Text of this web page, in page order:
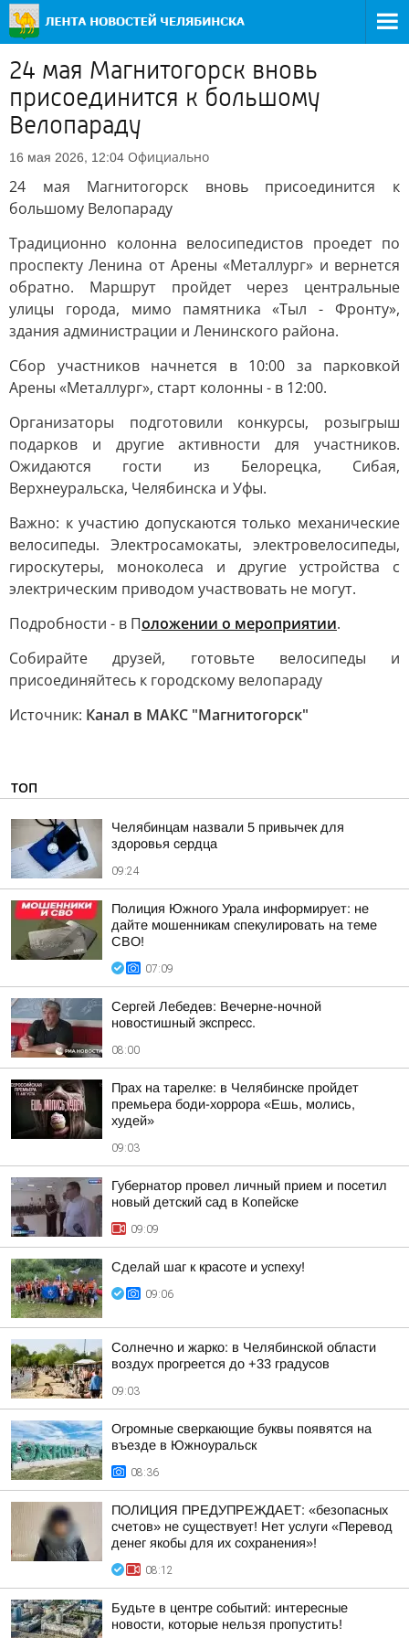
24 мая Магнитогорск вновь
присоединится к большому
Велопараду
16 мая 2026, 12:04 Официально
24 мая Магнитогорск вновь присоединится к
большому Велопараду
Традиционно колонна велосипедистов проедет по
проспекту Ленина от Арены «Металлург» и вернется
обратно. Маршрут пройдет через центральные
улицы города, мимо памятника «Тыл - Фронту»,
здания администрации и Ленинского района.
Сбор участников начнется в 10:00 за парковкой
Арены «Металлург», старт колонны - в 12:00.
Организаторы подготовили конкурсы, розыгрыш
подарков и другие активности для участников.
Ожидаются гости из Белорецка, Сибая,
Верхнеуральска, Челябинска и Уфы.
Важно: к участию допускаются только механические
велосипеды. Электросамокаты, электровелосипеды,
гироскутеры, моноколеса и другие устройства с
электрическим приводом участвовать не могут.
Подробности - в Положении о мероприятии.
Собирайте друзей, готовьте велосипеды и
присоединяйтесь к городскому велопараду
Источник: Канал в МАКС "Магнитогорск"
ТОП
Челябинцам назвали 5 привычек для
здоровья сердца
09:24
Полиция Южного Урала информирует: не
дайте мошенникам спекулировать на теме
СВО!
07:09
Сергей Лебедев: Вечерне-ночной
новостишный экспресс.
08:00
Прах на тарелке: в Челябинске пройдет
премьера боди-хоррора «Ешь, молись,
худей»
09:03
Губернатор провел личный прием и посетил
новый детский сад в Копейске
09:09
Сделай шаг к красоте и успеху!
09:06
Солнечно и жарко: в Челябинской области
воздух прогреется до +33 градусов
09:03
Огромные сверкающие буквы появятся на
въезде в Южноуральск
08:36
ПОЛИЦИЯ ПРЕДУПРЕЖДАЕТ: «безопасных
счетов» не существует! Нет услуги «Перевод
денег якобы для их сохранения»!
08:12
Будьте в центре событий: интересные
новости, которые нельзя пропустить!